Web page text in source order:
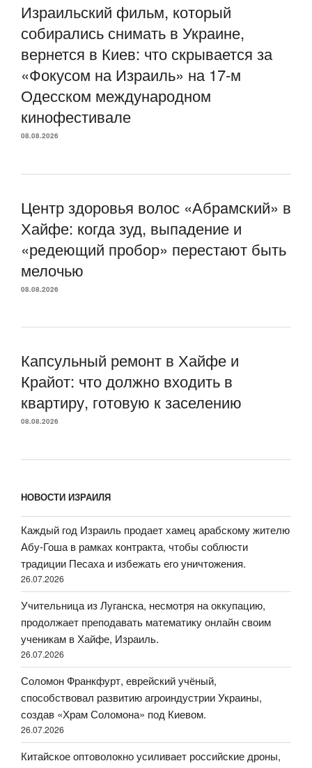
Израильский фильм, который
собирались снимать в Украине,
вернется в Киев: что скрывается за
«Фокусом на Израиль» на 17-м
Одесском международном
кинофестивале
08.08.2026
Центр здоровья волос «Абрaмский» в
Хайфе: когда зуд, выпадение и
«редеющий пробор» перестают быть
мелочью
08.08.2026
Капсульный ремонт в Хайфе и
Крайот: что должно входить в
квартиру, готовую к заселению
08.08.2026
НОВОСТИ ИЗРАИЛЯ
Каждый год Израиль продает хамец арабскому жителю
Абу-Гоша в рамках контракта, чтобы соблюсти
традиции Песаха и избежать его уничтожения.
26.07.2026
Учительница из Луганска, несмотря на оккупацию,
продолжает преподавать математику онлайн своим
ученикам в Хайфе, Израиль.
26.07.2026
Соломон Франкфурт, еврейский учёный,
способствовал развитию агроиндустрии Украины,
создав «Храм Соломона» под Киевом.
26.07.2026
Китайское оптоволокно усиливает российские дроны,